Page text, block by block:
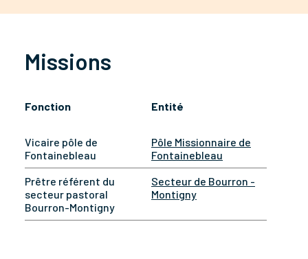
Missions
Fonction Entité
Vicaire pôle de
Fontainebleau
Pôle Missionnaire de
Fontainebleau
Prêtre référent du
secteur pastoral
Bourron-Montigny
Secteur de Bourron -
Montigny